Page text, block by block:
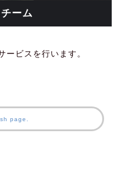
ーム
ービスを行います。
page.